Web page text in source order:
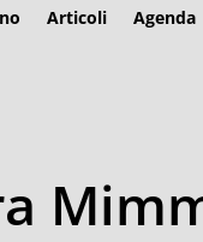
Articoli Agenda